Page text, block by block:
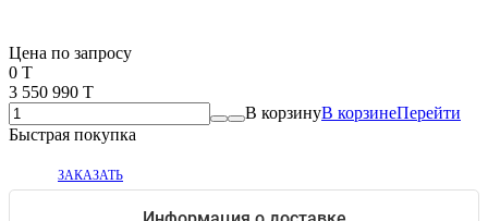
Цена по запросу
0 T
3 550 990 T
В корзинуВ корзинеПерейти
Быстрая покупка
ЗАКАЗАТЬ